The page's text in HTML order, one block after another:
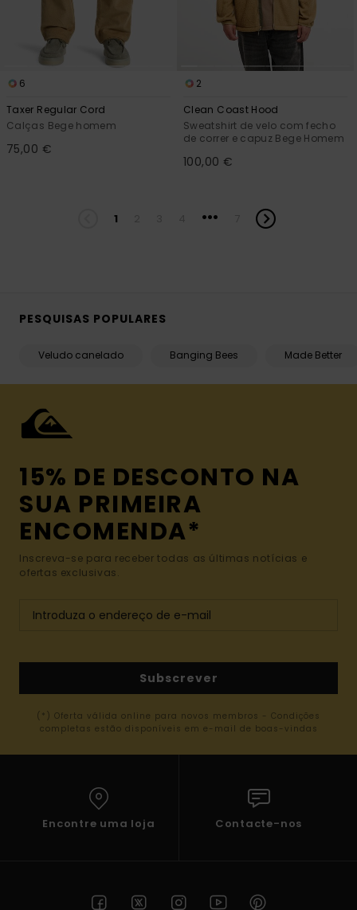
6
Taxer Regular Cord
Calças Bege homem
75,00 €
2
Clean Coast Hood
Sweatshirt de velo com fecho
de correr e capuz Bege Homem
100,00 €
1 ...
PESQUISAS POPULARES
Veludo canelado Banging Bees Made Better
15% DE DESCONTO NA
SUA PRIMEIRA
ENCOMENDA*
Inscreva-se para receber todas as últimas notícias e
ofertas exclusivas.
Subscrever
(*) Oferta válida online para novos membros - Condições
completas estão disponíveis em e-mail de boas-vindas
Encontre uma loja Contacte-nos